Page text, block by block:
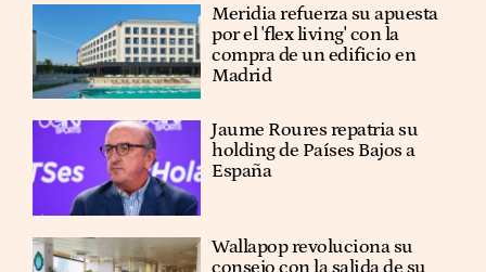
Meridia refuerza su apuesta
por el 'flex living' con la
compra de un edificio en
Madrid
Jaume Roures repatria su
holding de Países Bajos a
España
Wallapop revoluciona su
consejo con la salida de su